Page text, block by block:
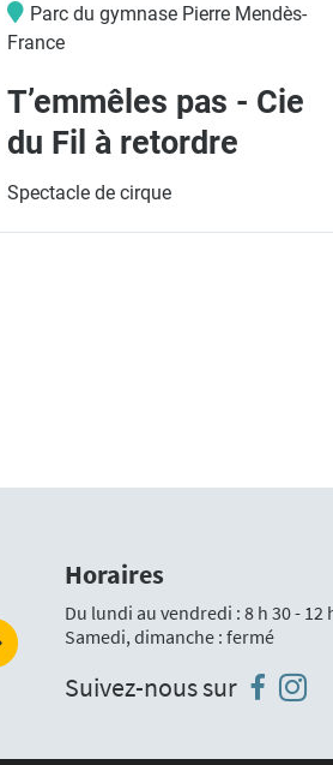
Parc du gymnase Pierre Mendès-
France
T’emmêles pas - Cie
du Fil à retordre
Spectacle de cirque
Horaires
Du lundi au vendredi : 8 h 30 - 12
Samedi, dimanche : fermé
Suivez-nous sur